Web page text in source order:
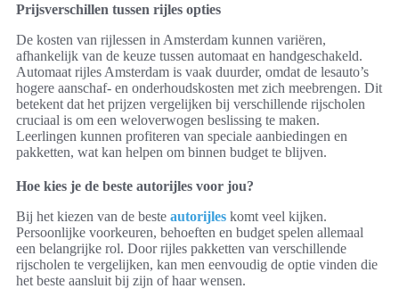
Prijsverschillen tussen rijles opties
De kosten van rijlessen in Amsterdam kunnen variëren,
afhankelijk van de keuze tussen automaat en handgeschakeld.
Automaat rijles Amsterdam is vaak duurder, omdat de lesauto’s
hogere aanschaf- en onderhoudskosten met zich meebrengen. Dit
betekent dat het prijzen vergelijken bij verschillende rijscholen
cruciaal is om een weloverwogen beslissing te maken.
Leerlingen kunnen profiteren van speciale aanbiedingen en
pakketten, wat kan helpen om binnen budget te blijven.
Hoe kies je de beste autorijles voor jou?
Bij het kiezen van de beste autorijles komt veel kijken.
Persoonlijke voorkeuren, behoeften en budget spelen allemaal
een belangrijke rol. Door rijles pakketten van verschillende
rijscholen te vergelijken, kan men eenvoudig de optie vinden die
het beste aansluit bij zijn of haar wensen.